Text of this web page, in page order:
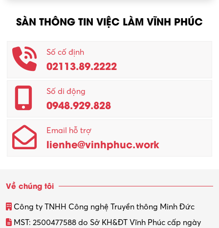
Nhân viên CSKH
Phục vụ khác
Promotion Girl (PG)
Quản lý – Giám đốc
Quản lý chất lượng – QC
Quản lý sản xuất
Quản trị kinh doanh
SÀN THÔNG TIN VIỆC LÀM VĨNH PHÚC
Số cố định
02113.89.2222
Số di động
0948.929.828
Email hỗ trợ
lienhe@vinhphuc.work
Về chúng tôi
Công ty TNHH Công nghệ Truyền thông Minh Đức
MST: 2500477588 do Sở KH&ĐT Vĩnh Phúc cấp ngày